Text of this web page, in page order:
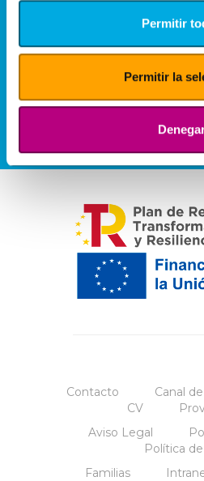
Permitir
Permitir la
Contacto Canal
CV
Aviso Legal
Política
Familias